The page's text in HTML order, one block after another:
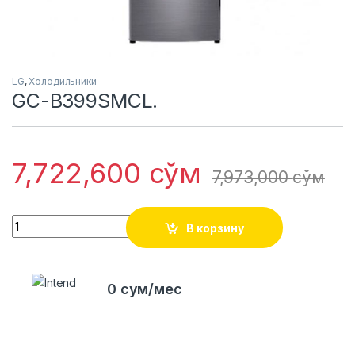
LG,Холодильники
GC-B399SMCL.
7,722,600 сўм 7,973,000сўм
Quantity
В корзину
0 сум/мес